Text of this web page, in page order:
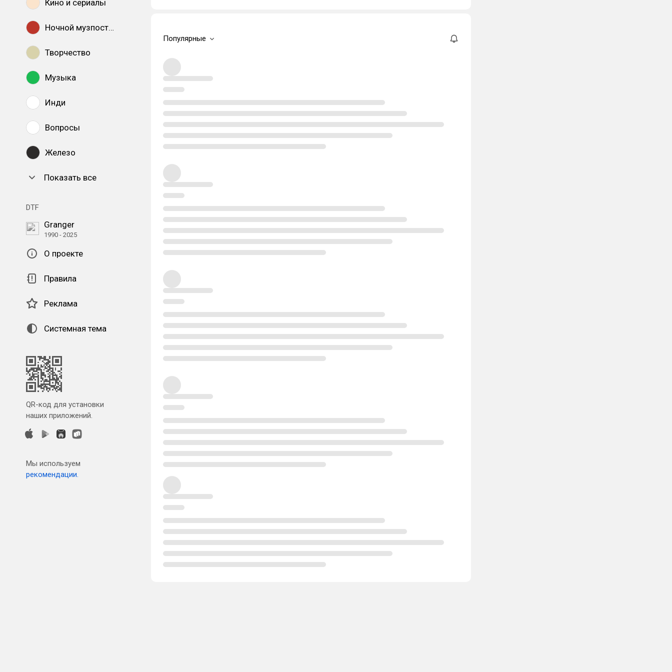
Кино и сериалы
Ночной музпостинг
Творчество
Музыка
Инди
Вопросы
Железо
Показать все
DTF
Granger
1990 - 2025
О проекте
Правила
Реклама
Системная тема
QR-код для установки
наших приложений.
Мы используем
рекомендации.
Популярные